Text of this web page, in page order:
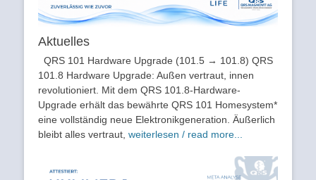
Aktuelles
QRS 101 Hardware Upgrade (101.5 → 101.8) QRS
101.8 Hardware Upgrade: Außen vertraut, innen
revolutioniert. Mit dem QRS 101.8-Hardware-
Upgrade erhält das bewährte QRS 101 Homesystem*
eine vollständig neue Elektronikgeneration. Äußerlich
bleibt alles vertraut, weiterlesen / read more...